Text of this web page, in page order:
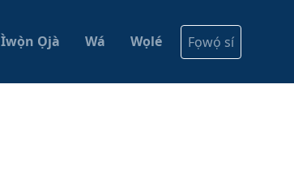
Ìwọ̀n Ọjà Wá Wọlé Fọwọ́ sí